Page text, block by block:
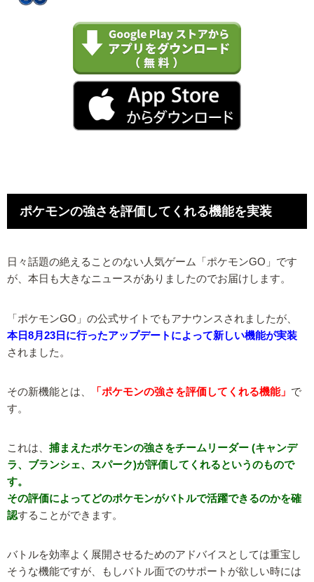
ポケモンの強さを評価してくれる機能を実装
日々話題の絶えることのない人気ゲーム「ポケモンGO」です
が、本日も大きなニュースがありましたのでお届けします。
「ポケモンGO」の公式サイトでもアナウンスされましたが、
本日8月23日に行ったアップデートによって新しい機能が実装
されました。
その新機能とは、 「ポケモンの強さを評価してくれる機能」 で
す。
これは、 捕まえたポケモンの強さをチームリーダー (キャンデ
ラ、ブランシェ、スパーク)が評価してくれるというのもので
す。
その評価によってどのポケモンがバトルで活躍できるのかを確
認することができます。
バトルを効率よく展開させるためのアドバイスとしては重宝し
そうな機能ですが、もしバトル面でのサポートが欲しい時には